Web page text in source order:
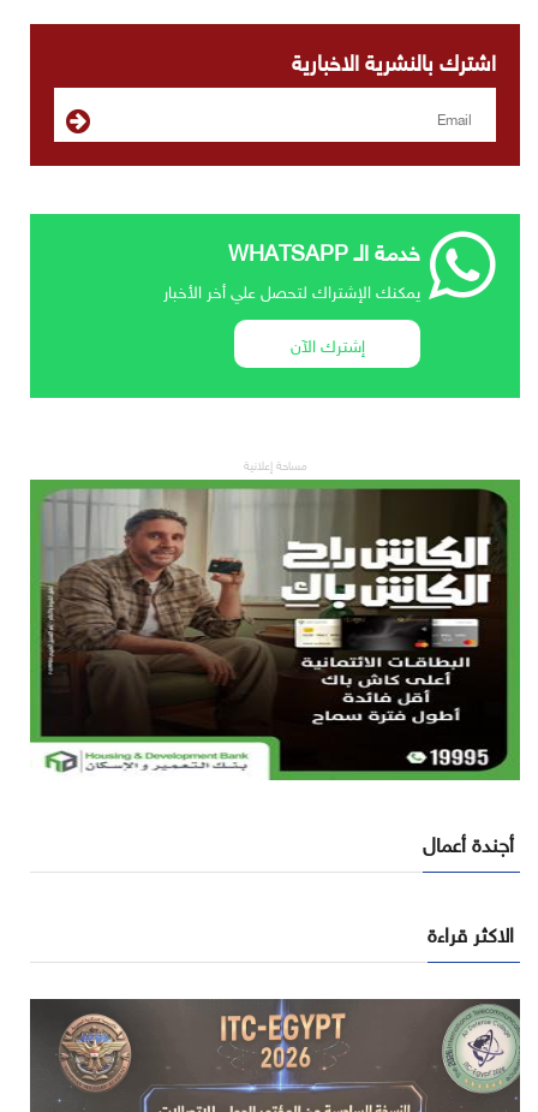
اشترك بالنشرية الاخبارية
خدمة الـ WHATSAPP
يمكنك الإشتراك لتحصل علي أخر الأخبار
إشترك الآن
مساحة إعلانية
أجندة أعمال
الاكثر قراءة